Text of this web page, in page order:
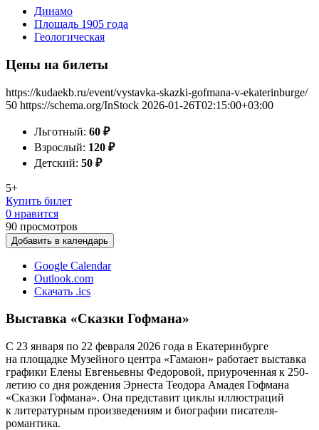
Динамо
Площадь 1905 года
Геологическая
Цены на билеты
https://kudaekb.ru/event/vystavka-skazki-gofmana-v-ekaterinburge/
50 https://schema.org/InStock 2026-01-26T02:15:00+03:00
Льготный: 60 ₽
Взрослый: 120 ₽
Детский: 50 ₽
5+
Купить билет
0 нравится
90 просмотров
Добавить в календарь
Google Calendar
Outlook.com
Скачать .ics
Выставка «Сказки Гофмана»
С 23 января по 22 февраля 2026 года в Екатеринбурге
на площадке Музейного центра «Гамаюн» работает выставка
графики Елены Евгеньевны Федоровой, приуроченная к 250-
летию со дня рождения Эрнеста Теодора Амадея Гофмана
«Сказки Гофмана». Она представит циклы иллюстраций
к литературным произведениям и биографии писателя-
романтика.